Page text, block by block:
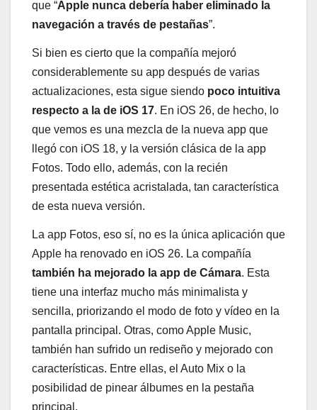
que “Apple nunca debería haber eliminado la
navegación a través de pestañas”.
Si bien es cierto que la compañía mejoró
considerablemente su app después de varias
actualizaciones, esta sigue siendo poco intuitiva
respecto a la de iOS 17. En iOS 26, de hecho, lo
que vemos es una mezcla de la nueva app que
llegó con iOS 18, y la versión clásica de la app
Fotos. Todo ello, además, con la recién
presentada estética acristalada, tan característica
de esta nueva versión.
La app Fotos, eso sí, no es la única aplicación que
Apple ha renovado en iOS 26. La compañía
también ha mejorado la app de Cámara. Esta
tiene una interfaz mucho más minimalista y
sencilla, priorizando el modo de foto y vídeo en la
pantalla principal. Otras, como Apple Music,
también han sufrido un rediseño y mejorado con
características. Entre ellas, el Auto Mix o la
posibilidad de pinear álbumes en la pestaña
principal.